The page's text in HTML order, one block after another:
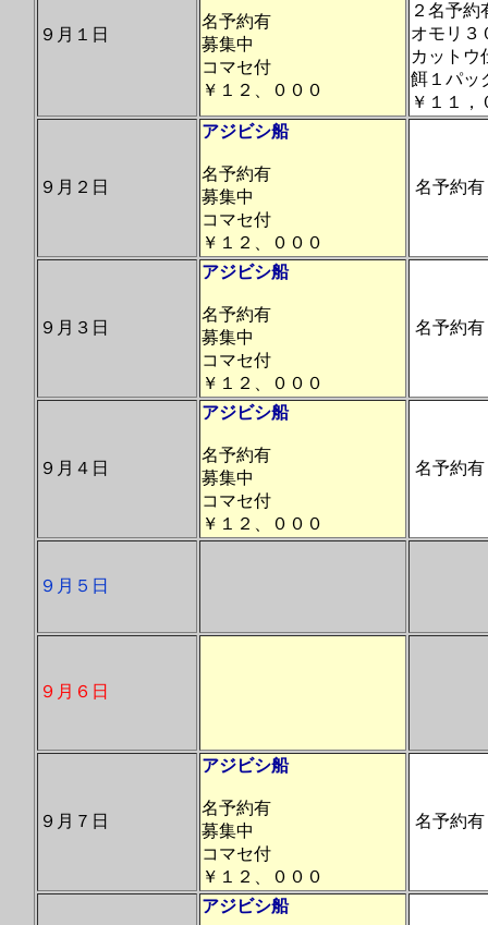
９月１日
名予約有
募集中
コマセ付
￥１２、０００
２名予約
オモリ３
カットウ
餌１パッ
￥１１，
９月２日
アジビシ船
名予約有
募集中
コマセ付
￥１２、０００
名予約有
９月３日
アジビシ船
名予約有
募集中
コマセ付
￥１２、０００
名予約有
９月４日
アジビシ船
名予約有
募集中
コマセ付
￥１２、０００
名予約有
９月５日
９月６日
９月７日
アジビシ船
名予約有
募集中
コマセ付
￥１２、０００
名予約有
アジビシ船